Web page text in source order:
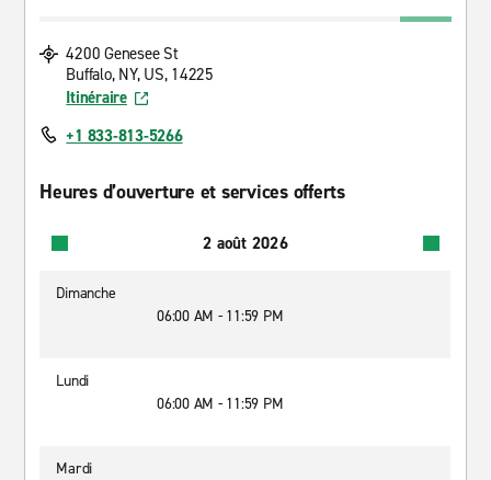
4200 Genesee St
Buffalo, NY, US, 14225
Itinéraire
+1 833-813-5266
Heures d’ouverture et services offerts
2 août 2026
Dimanche
06:00 AM - 11:59 PM
Lundi
06:00 AM - 11:59 PM
Mardi